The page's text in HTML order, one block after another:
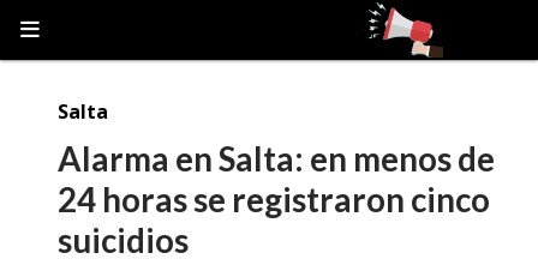
Alarma en Salta: en menos de
24 horas se registraron cinco
suicidios
Salta